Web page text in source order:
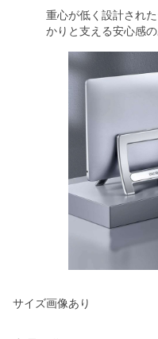
重心が低く設計され
かりと支える安心感
サイズ画像あり